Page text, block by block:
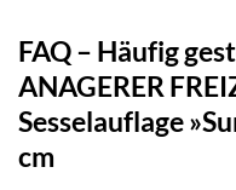
FAQ – Häufig
ANAGERER
Sesselauflage
cm